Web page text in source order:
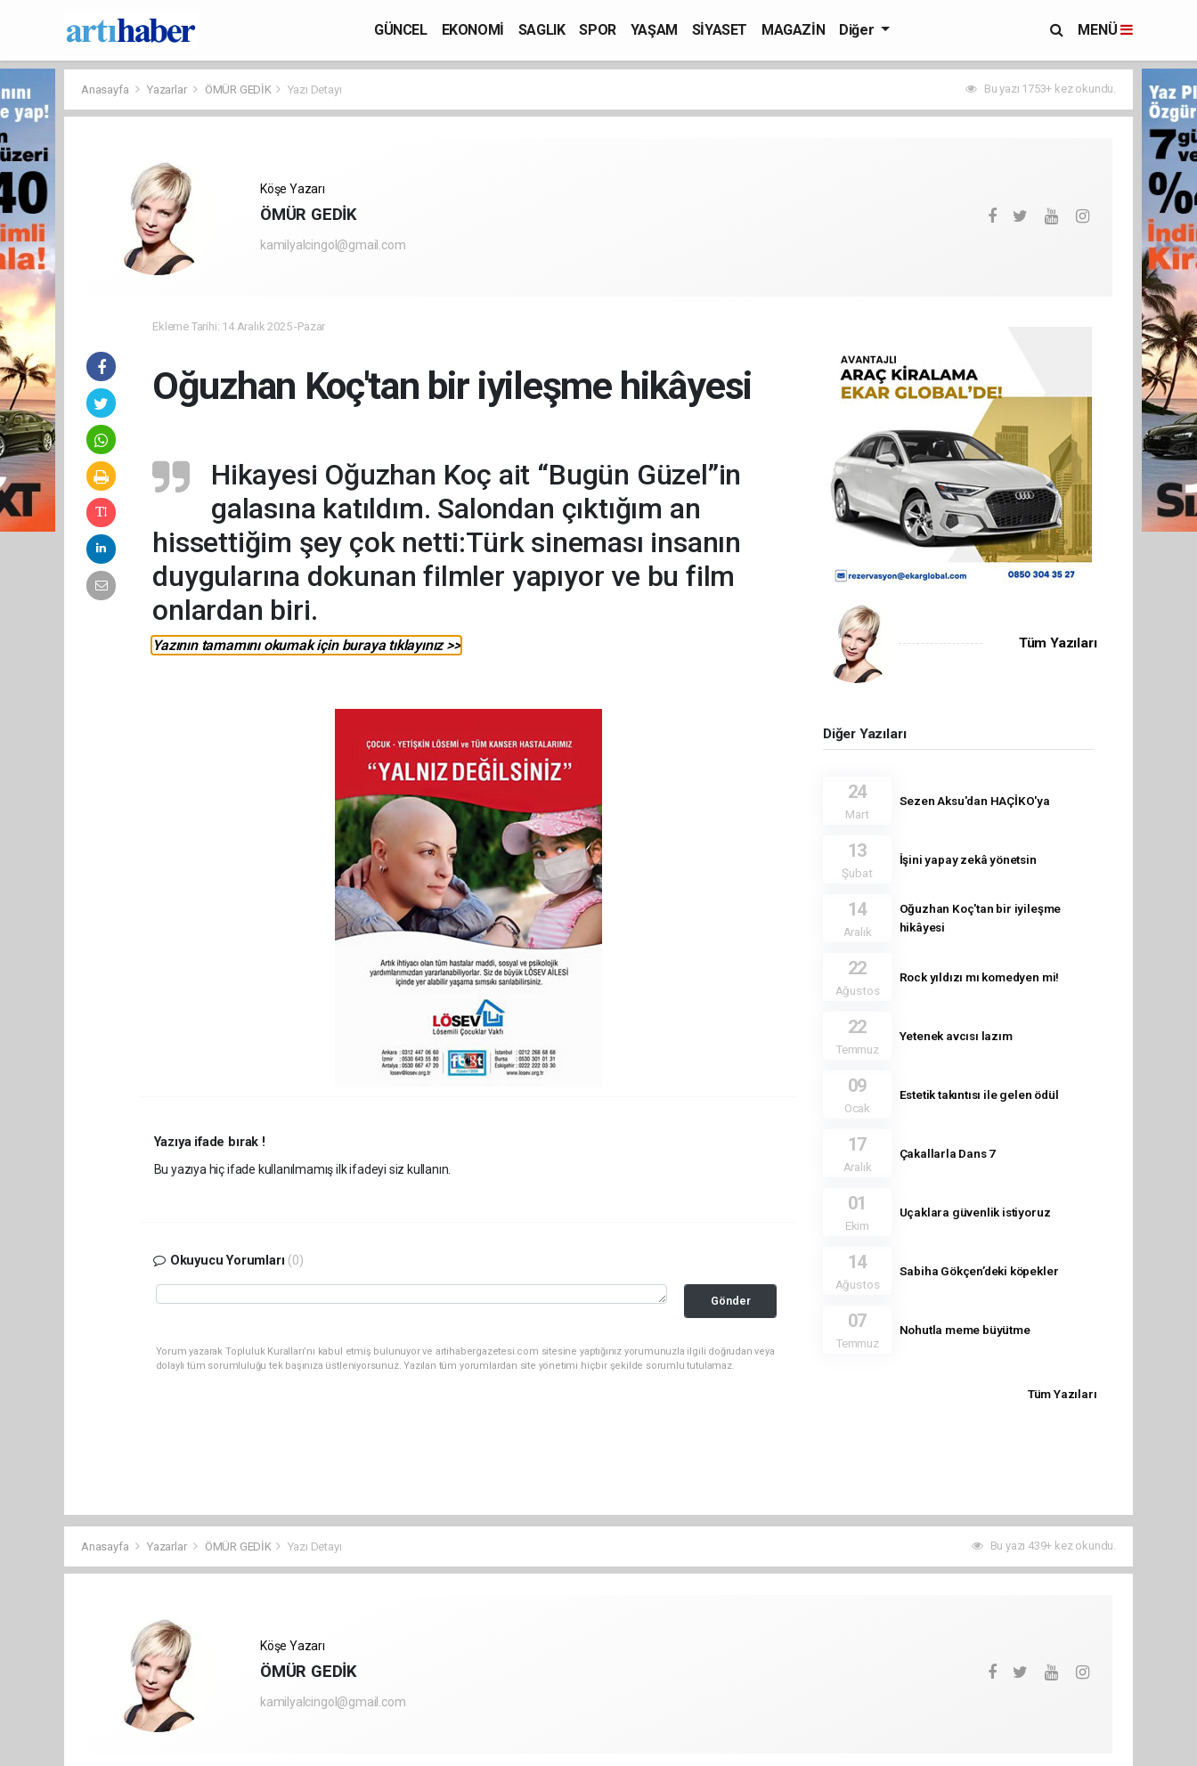
GÜNCEL EKONOMİ SAGLIK SPOR YAŞAM SİYASET MAGAZİN Diğer MENÜ
Anasayfa Yazarlar ÖMÜR GEDİK Yazı Detayı Bu yazı 1753+ kez okundu.
Köşe Yazarı
ÖMÜR GEDİK
kamilyalcingol@gmail.com
Ekleme Tarihi: 14 Aralık 2025 -Pazar
Oğuzhan Koç'tan bir iyileşme hikâyesi
Hikayesi Oğuzhan Koç ait “Bugün Güzel”in
galasına katıldım. Salondan çıktığım an
hissettiğim şey çok netti:Türk sineması insanın
duygularına dokunan filmler yapıyor ve bu film
onlardan biri.
Yazının tamamını okumak için buraya tıklayınız >>
Yazıya ifade bırak !
Bu yazıya hiç ifade kullanılmamış ilk ifadeyi siz kullanın.
Okuyucu Yorumları (0)
Gönder
Yorum yazarak Topluluk Kuralları’nı kabul etmiş bulunuyor ve artihabergazetesi.com sitesine yaptığınız yorumunuzla ilgili doğrudan veya
dolaylı tüm sorumluluğu tek başınıza üstleniyorsunuz. Yazılan tüm yorumlardan site yönetimi hiçbir şekilde sorumlu tutulamaz.
Tüm Yazıları
Diğer Yazıları
24
Mart
Sezen Aksu'dan HAÇİKO'ya
13
Şubat
İşini yapay zekâ yönetsin
14
Aralık
Oğuzhan Koç'tan bir iyileşme
hikâyesi
22
Ağustos
Rock yıldızı mı komedyen mi!
22
Temmuz
Yetenek avcısı lazım
09
Ocak
Estetik takıntısı ile gelen ödül
17
Aralık
Çakallarla Dans 7
01
Ekim
Uçaklara güvenlik istiyoruz
14
Ağustos
Sabiha Gökçen’deki köpekler
07
Temmuz
Nohutla meme büyütme
Tüm Yazıları
Anasayfa Yazarlar ÖMÜR GEDİK Yazı Detayı Bu yazı 439+ kez okundu.
Köşe Yazarı
ÖMÜR GEDİK
kamilyalcingol@gmail.com